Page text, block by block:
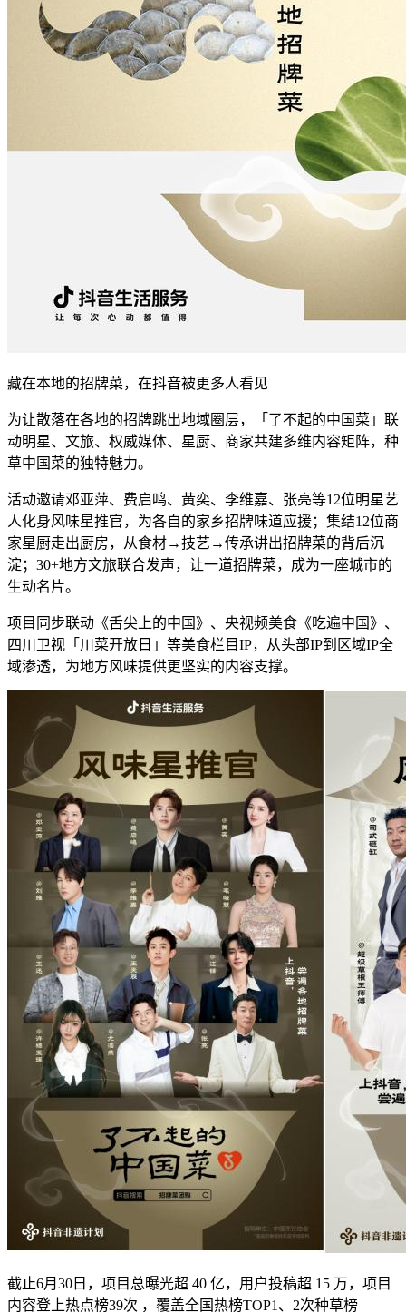
藏在本地的招牌菜，在抖音被更多人看见
为让散落在各地的招牌跳出地域圈层，「了不起的中国菜」联
动明星、文旅、权威媒体、星厨、商家共建多维内容矩阵，种
草中国菜的独特魅力。
活动邀请邓亚萍、费启鸣、黄奕、李维嘉、张亮等12位明星艺
人化身风味星推官，为各自的家乡招牌味道应援；集结12位商
家星厨走出厨房，从食材→技艺→传承讲出招牌菜的背后沉
淀；30+地方文旅联合发声，让一道招牌菜，成为一座城市的
生动名片。
项目同步联动《舌尖上的中国》、央视频美食《吃遍中国》、
四川卫视「川菜开放日」等美食栏目IP，从头部IP到区域IP全
域渗透，为地方风味提供更坚实的内容支撑。
截止6月30日，项目总曝光超 40 亿，用户投稿超 15 万，项目
内容登上热点榜39次 ，覆盖全国热榜TOP1、2次种草榜